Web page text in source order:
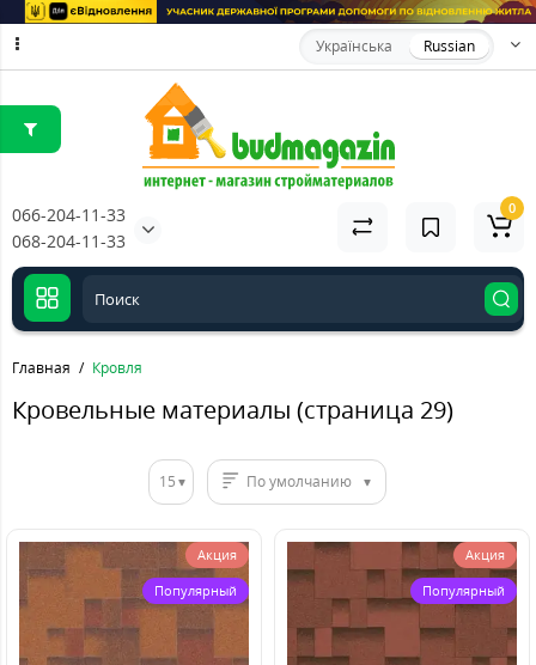
Українська Russian
066-204-11-33
068-204-11-33
0
Главная Кровля
Кровельные материалы (страница 29)
15 По умолчанию
Акция
Популярный
Акция
Популярный